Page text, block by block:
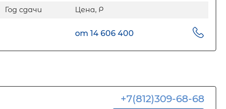
Год сдачи Цена, Р
от 14 606 400
+7(812)309-68-68